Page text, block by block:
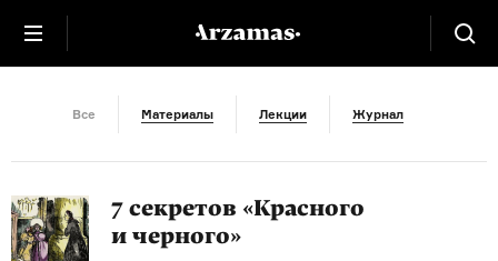
XIX век
Все Материалы Лекции Журнал
7 секретов «Красного
и черного»